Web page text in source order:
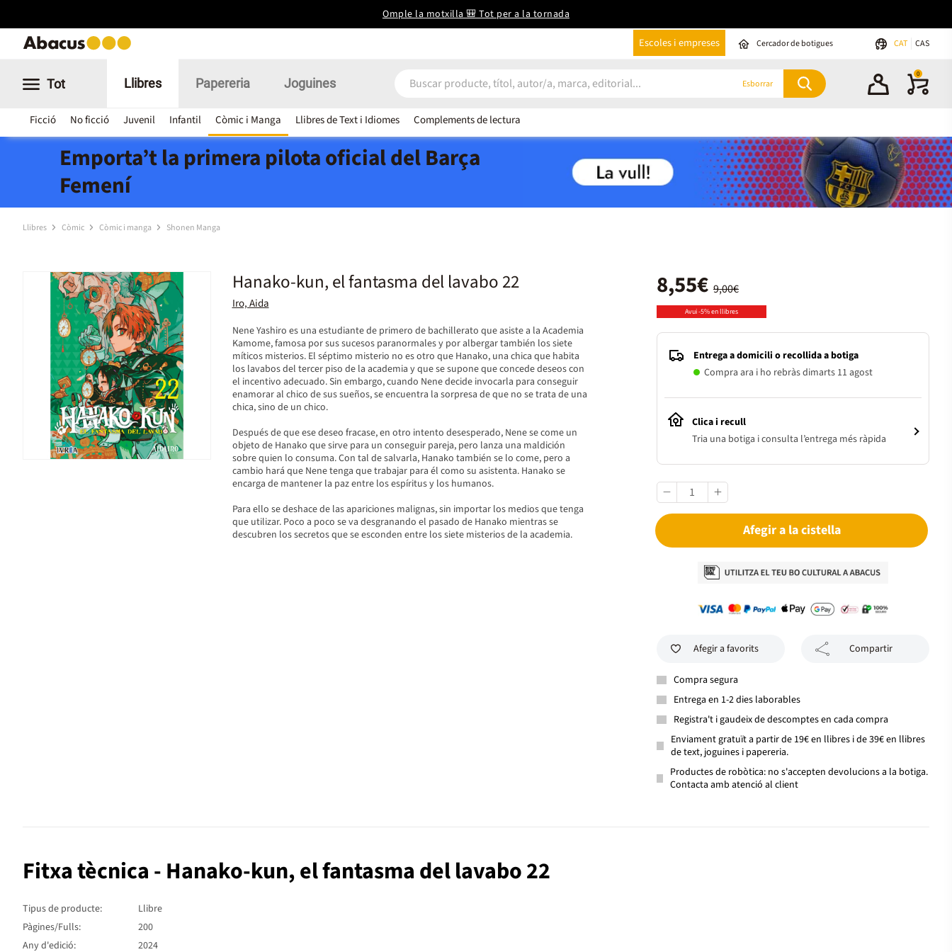
Omple la motxilla 🎒 Tot per a la tornada
Escoles i empreses Cercador de botigues CAT CAS
Tot Llibres
Ficció No ficció Juvenil Infantil Còmic i Manga Llibres de Text i Idiomes Complements de lectura
Papereria Joguines Esborrar
0
Emporta’t la primera pilota oficial del Barça
Femení
Llibres Còmic Còmic i manga Shonen Manga
Hanako-kun, el fantasma del lavabo 22
Iro, Aida
Nene Yashiro es una estudiante de primero de bachillerato que asiste a la Academia
Kamome, famosa por sus sucesos paranormales y por albergar también los siete
míticos misterios. El séptimo misterio no es otro que Hanako, una chica que habita
los lavabos del tercer piso de la academia y que se supone que concede deseos con
el incentivo adecuado. Sin embargo, cuando Nene decide invocarla para conseguir
enamorar al chico de sus sueños, se encuentra la sorpresa de que no se trata de una
chica, sino de un chico.
Después de que ese deseo fracase, en otro intento desesperado, Nene se come un
objeto de Hanako que sirve para un conseguir pareja, pero lanza una maldición
sobre quien lo consuma. Con tal de salvarla, Hanako también se lo come, pero a
cambio hará que Nene tenga que trabajar para él como su asistenta. Hanako se
encarga de mantener la paz entre los espíritus y los humanos.
Para ello se deshace de las apariciones malignas, sin importar los medios que tenga
que utilizar. Poco a poco se va desgranando el pasado de Hanako mientras se
descubren los secretos que se esconden entre los siete misterios de la academia.
9,00€
8,55€
Avui -5% en llibres
Entrega a domicili o recollida a botiga
Compra ara i ho rebràs dimarts 11 agost
Clica i recull
Tria una botiga i consulta l’entrega més ràpida
Afegir a la cistella
Afegir a favorits Compartir
Compra segura
Entrega en 1-2 dies laborables
Registra't i gaudeix de descomptes en cada compra
Enviament gratuït a partir de 19€ en llibres i de 39€ en llibres
de text, joguines i papereria.
Productes de robòtica: no s'accepten devolucions a la botiga.
Contacta amb atenció al client
Fitxa tècnica - Hanako-kun, el fantasma del lavabo 22
Tipus de producte:
Llibre
Pàgines/Fulls:
200
Any d'edició:
2024